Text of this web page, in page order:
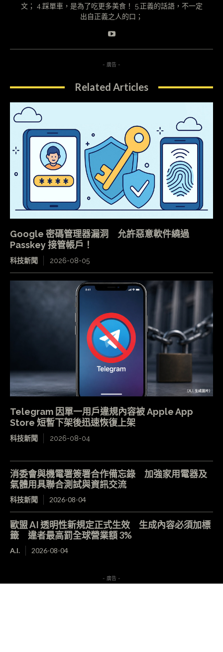
文； 4.踩單車，是為了吃更多美食！ 5.正義的話語，不一定
出自正義之人的口；
- 廣告 -
Related Articles
Google 密碼管理器漏洞 允許惡意軟件繞過
Passkey 接管帳戶！
科技新聞 2026-08-05
Telegram 因單一用戶違規內容被 Apple App
Store 短暫下架後迅速恢復上架
科技新聞 2026-08-04
消委會與機電署簽署合作備忘錄 加強家用電器及
氣體用具聯合測試與資訊交流
科技新聞 2026-08-04
歐盟 AI 透明性新規定正式生效 生成內容必須加標
籤 違者最高罰全球營業額 3%
A.I. 2026-08-04
- 廣告 -